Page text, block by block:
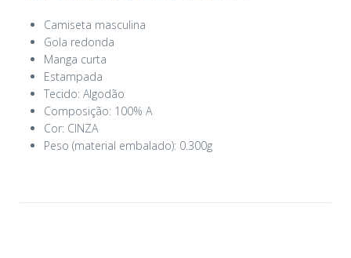
Camiseta masculina
Gola redonda
Manga curta
Estampada
Tecido: Algodão
Composição: 100% A
Cor: CINZA
Peso (material embalado): 0.300g